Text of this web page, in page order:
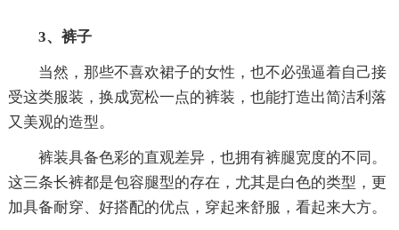
3、裤子
当然，那些不喜欢裙子的女性，也不必强逼着自己接
受这类服装，换成宽松一点的裤装，也能打造出简洁利落
又美观的造型。
裤装具备色彩的直观差异，也拥有裤腿宽度的不同。
这三条长裤都是包容腿型的存在，尤其是白色的类型，更
加具备耐穿、好搭配的优点，穿起来舒服，看起来大方。